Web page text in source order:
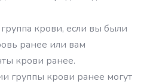
крови, если вы были
ранее или вам
крови ранее.
группы крови ранее могут